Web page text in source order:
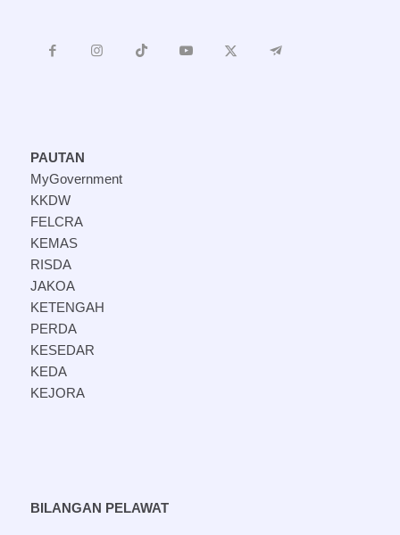
PAUTAN
MyGovernment
KKDW
FELCRA
KEMAS
RISDA
JAKOA
KETENGAH
PERDA
KESEDAR
KEDA
KEJORA
BILANGAN PELAWAT